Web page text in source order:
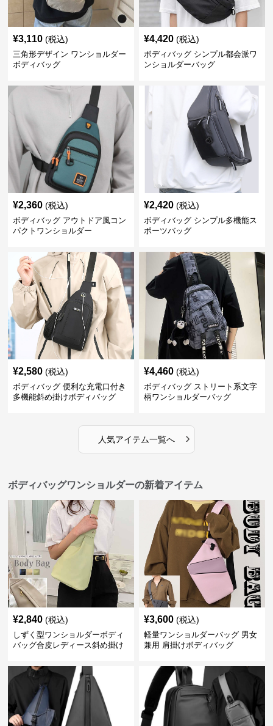
¥3,110 (税込)
三角形デザイン ワンショルダー
ボディバッグ
¥4,420 (税込)
ボディバッグ シンプル都会派ワ
ンショルダーバッグ
¥2,360 (税込)
ボディバッグ アウトドア風コン
パクトワンショルダー
¥2,420 (税込)
ボディバッグ シンプル多機能ス
ポーツバッグ
¥2,580 (税込)
ボディバッグ 便利な充電口付き
多機能斜め掛けボディバッグ
¥4,460 (税込)
ボディバッグ ストリート系文字
柄ワンショルダーバッグ
人気アイテム一覧へ ›
ボディバッグワンショルダーの新着アイテム
¥2,840 (税込)
しずく型ワンショルダーボディ
バッグ合皮レディース斜め掛け
¥3,600 (税込)
軽量ワンショルダーバッグ 男女
兼用 肩掛けボディバッグ